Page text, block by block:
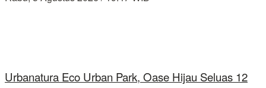
Urbanatura Eco Urban Park, Oase Hijau Seluas 12